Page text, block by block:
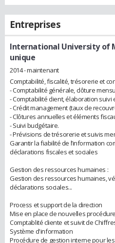
Entreprises
International University of
unique
2014 - maintenant
Comptabilité, fiscalité, trésorerie et
- Comptabilité générale, clôture
- Comptabilité client, élaboration
- Crédit management (taux de
- Clôtures annuelles et éléments
- Suivi budgétaire.
- Prévisions de trésorerie et suivis
Garantir la fiabilité de l’information
déclarations fiscales et sociales
Gestion des ressources humaines :
Gestion des ressources humaines,
déclarations sociales...
Process et support de la direction
Mise en place de nouvelles
Comptablité cliente et suivit de
Système d'information
Procédure de gestion interne pour